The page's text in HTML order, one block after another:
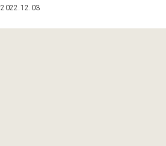
んだ競合メーカーは、矢継ぎ早に改良新型車
2022.12.03